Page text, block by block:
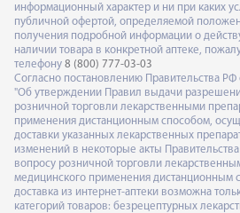
информационный характер и ни при каких
публичной офертой, определяемой
получения подробной информации о
наличии товара в конкретной аптеке,
телефону 8 (800) 777-03-03
Согласно постановлению Правительства
"Об утверждении Правил выдачи
розничной торговли лекарственными
применения дистанционным способом,
доставки указанных лекарственных
изменений в некоторые акты
вопросу розничной торговли
медицинского применения дистанционным
доставка из интернет-аптеки возможна
категорий товаров: безрецептурных